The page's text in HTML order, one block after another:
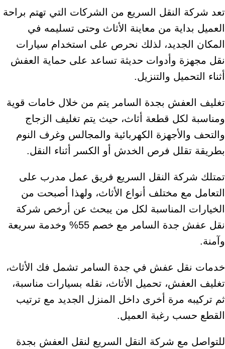
تعد شركة النقل السريع من الشركات التي تهتم براحة
العميل بداية من معاينة الأثاث وحتى تسليمه في
المكان الجديد، لذلك نحرص على استخدام سيارات
نقل مجهزة وأدوات حديثة تساعد على حماية العفش
أثناء التحميل والتنزيل.
تغليف العفش بجدة السامر يتم من خلال خامات قوية
ومناسبة لكل قطعة أثاث، حيث يتم تغليف الزجاج
والتحف والأجهزة الكهربائية والمجالس وغرف النوم
بطريقة تقلل فرص الخدش أو الكسر أثناء النقل.
تمتلك شركة النقل السريع فريق عمل مدرب على
التعامل مع مختلف أنواع الأثاث، ولهذا أصبحت من
الخيارات المناسبة لكل من يبحث عن أرخص شركة
نقل عفش جدة السامر مع خصم 55% وخدمة سريعة
وآمنة.
خدمات نقل عفش في جدة السامر تشمل فك الأثاث،
تغليف العفش، تحميل الأثاث، نقله بسيارات مناسبة،
ثم تركيبه مرة أخرى داخل المنزل الجديد مع ترتيب
القطع حسب رغبة العميل.
للتواصل مع شركة النقل السريع لنقل العفش بجدة